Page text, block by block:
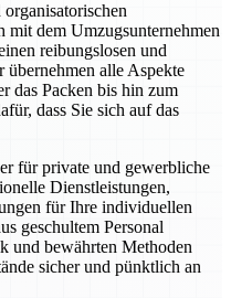
mit dem Umzugsunternehmen
reibungslosen und
alle Aspekte
das Packen bis hin zum
dass Sie sich auf das
für private und gewerbliche
Dienstleistungen,
für Ihre individuellen
geschultem Personal
und bewährten Methoden
sicher und pünktlich an